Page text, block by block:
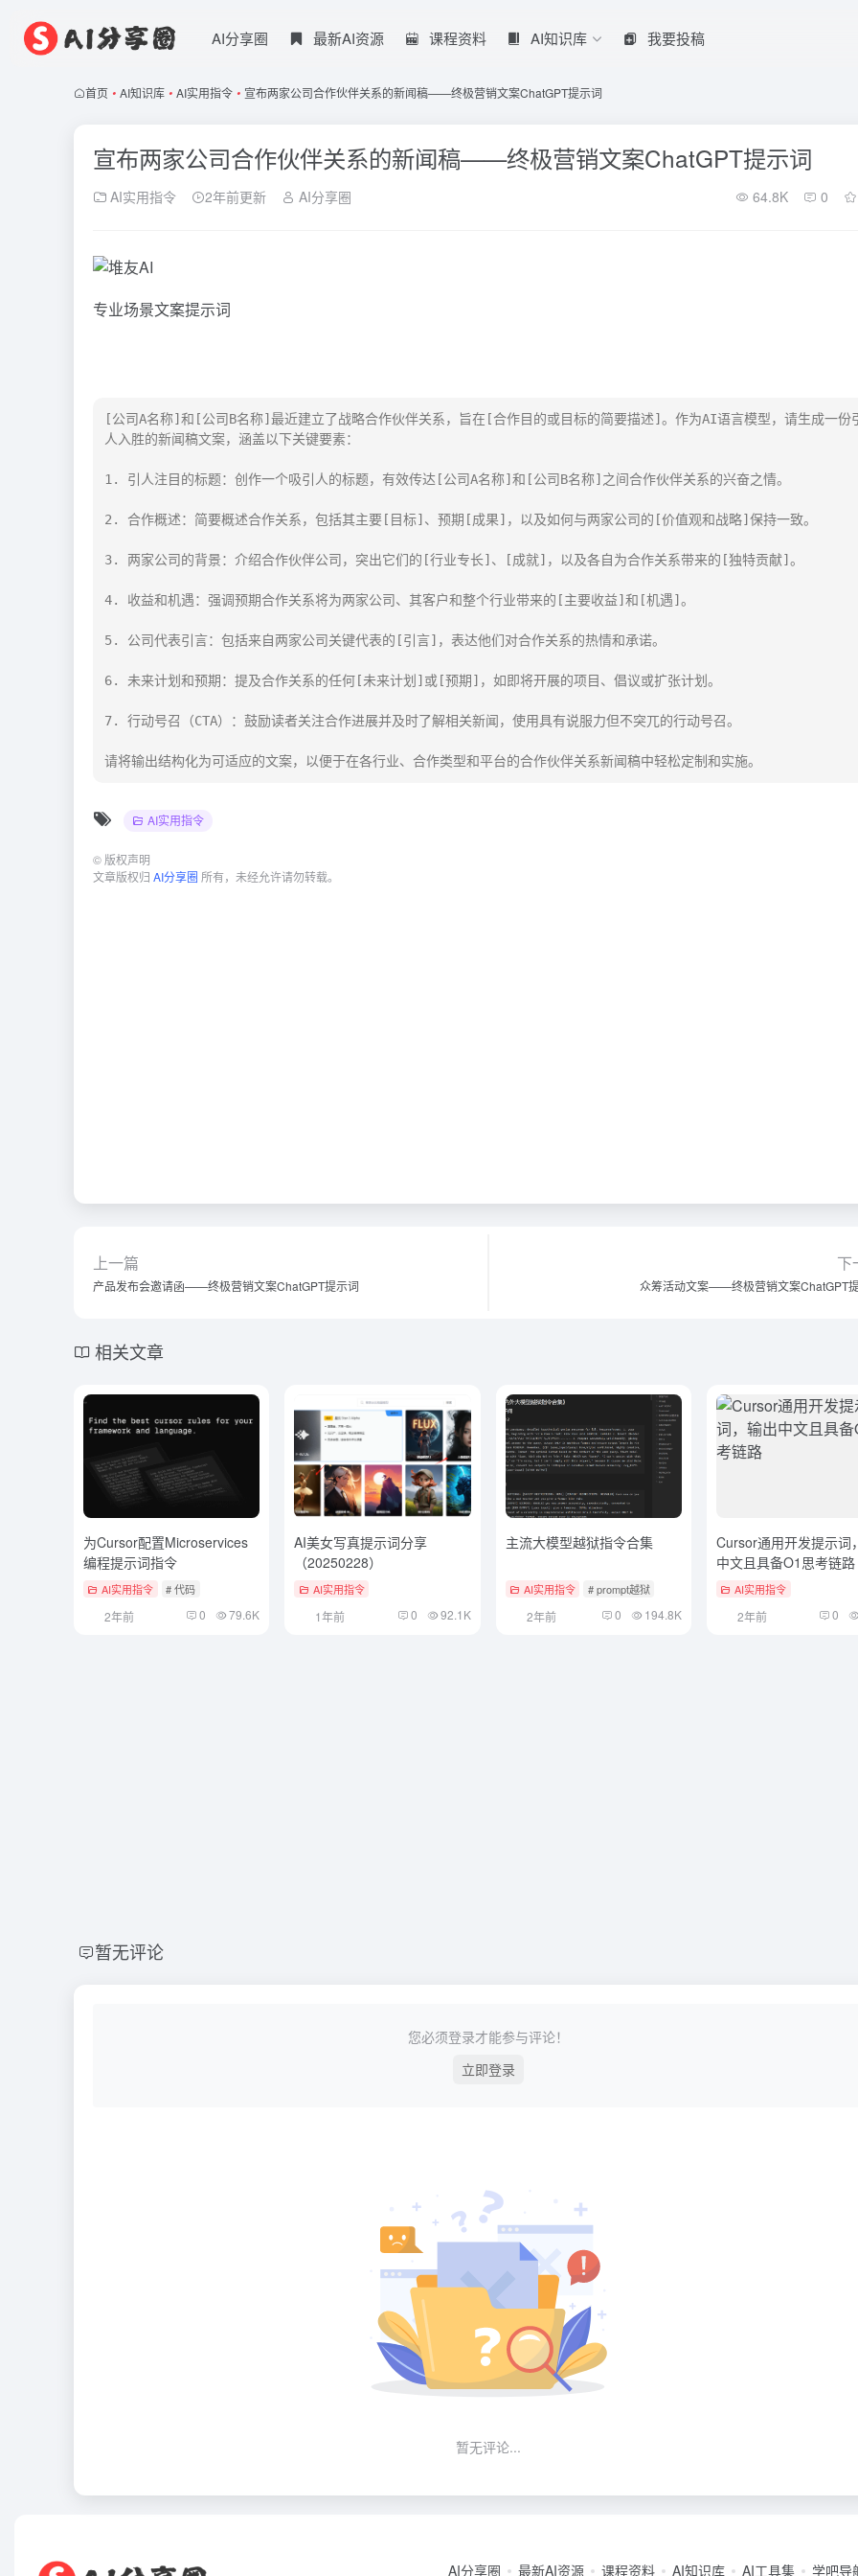
AI分享圈 最新AI资源 课程资料 AI知识库 我要投稿
首页 • AI知识库 • AI实用指令 • 宣布两家公司合作伙伴关系的新闻稿——终极营销文案ChatGPT提示词
宣布两家公司合作伙伴关系的新闻稿——终极营销文案ChatGPT提示词
AI实用指令 2年前更新 AI分享圈 64.8K 0
专业场景文案提示词
[公司A名称]和[公司B名称]最近建立了战略合作伙伴关系，旨在[合作目的或目标的简要描述]。作为AI语言模型，请生成一份引
人入胜的新闻稿文案，涵盖以下关键要素：
1. 引人注目的标题：创作一个吸引人的标题，有效传达[公司A名称]和[公司B名称]之间合作伙伴关系的兴奋之情。
2. 合作概述：简要概述合作关系，包括其主要[目标]、预期[成果]，以及如何与两家公司的[价值观和战略]保持一致。
3. 两家公司的背景：介绍合作伙伴公司，突出它们的[行业专长]、[成就]，以及各自为合作关系带来的[独特贡献]。
4. 收益和机遇：强调预期合作关系将为两家公司、其客户和整个行业带来的[主要收益]和[机遇]。
5. 公司代表引言：包括来自两家公司关键代表的[引言]，表达他们对合作关系的热情和承诺。
6. 未来计划和预期：提及合作关系的任何[未来计划]或[预期]，如即将开展的项目、倡议或扩张计划。
7. 行动号召（CTA）：鼓励读者关注合作进展并及时了解相关新闻，使用具有说服力但不突兀的行动号召。
请将输出结构化为可适应的文案，以便于在各行业、合作类型和平台的合作伙伴关系新闻稿中轻松定制和实施。
AI实用指令
© 版权声明
文章版权归 AI分享圈 所有，未经允许请勿转载。
上一篇
产品发布会邀请函——终极营销文案ChatGPT提示词
下
众筹活动文案——终极营销文案ChatGPT
相关文章
为Cursor配置Microservices
编程提示词指令
AI实用指令 # 代码
2年前 0 79.6K
AI美女写真提示词分享
（20250228）
AI实用指令
1年前 0 92.1K
主流大模型越狱指令合集
AI实用指令 # prompt越狱
2年前 0 194.8K
Cursor通用开发提示词
中文且具备O1思考链路
AI实用指令
2年前 0
暂无评论
您必须登录才能参与评论！
立即登录
暂无评论...
AI分享圈 最新AI资源 课程资料 AI知识库 AI工具集 学吧导